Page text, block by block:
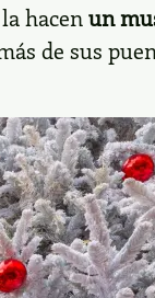
hacenun
de sus